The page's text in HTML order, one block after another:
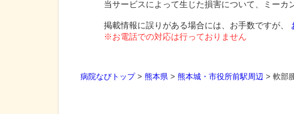
当サービスによって生じた損害について、ミーカ
掲載情報に誤りがある場合には、お手数ですが、
※お電話での対応は行っておりません
病院なびトップ> 熊本県 > 熊本城・市役所前駅周辺 > 軟部